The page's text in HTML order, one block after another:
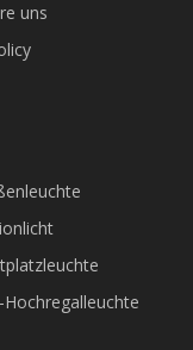
uns
Hochregalleuchte